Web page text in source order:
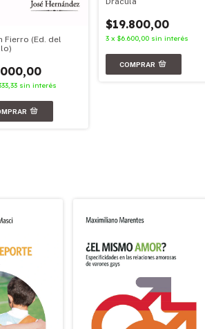
Fierro (Ed. del
sin interés
$19.800,00
3 x $6.600,00 sin interés